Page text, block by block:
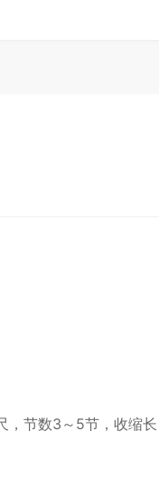
，节数3～5节，收缩长